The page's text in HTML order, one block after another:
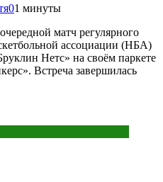
01 минуты
матч регулярного
ассоциации (НБА)
Нетс» на своём паркете
Встреча завершилась